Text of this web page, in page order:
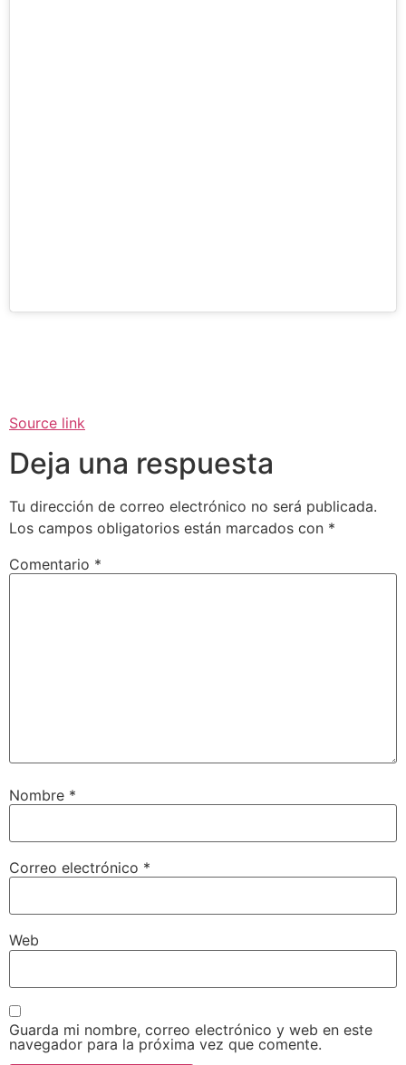
Source link
Deja una respuesta
Tu dirección de correo electrónico no será publicada.
Los campos obligatorios están marcados con *
Comentario *
Nombre *
Correo electrónico *
Web
Guarda mi nombre, correo electrónico y web en este
navegador para la próxima vez que comente.